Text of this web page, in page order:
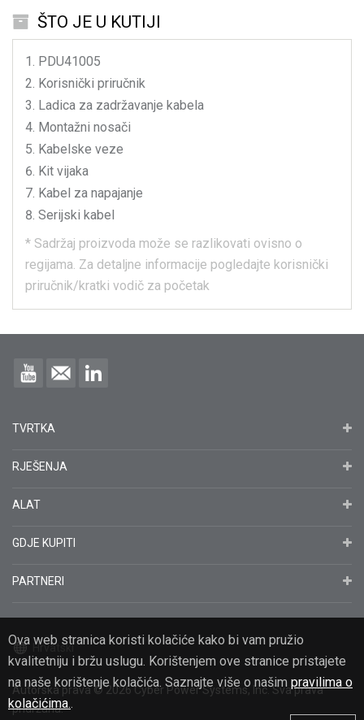
ŠTO JE U KUTIJI
PDU41005
Korisnički priručnik
Ladica za zadržavanje kabela
Montažni nosači
Kabelske veze
Kit vijaka
Kabel za napajanje
Serijski kabel
* Sadržaj proizvoda može se razlikovati ovisno o
regijama. Za detaljne informacije pogledajte korisnički
priručnik/kratki vodič za početak
Ova web stranica koristi kolačiće kako bi vam pružio
kvalitetniju i bržu uslugu. Korištenjem ove stranice pristajete
na naše korištenje kolačića. Saznajte više o našim pravilima o
kolačićima..
TVRTKA
RJEŠENJA
ALAT
GDJE KUPITI
PARTNERI
Hrvatski
Autorska prava© 2026Cyber Power Systems, Inc. Sva prava
pridržana.